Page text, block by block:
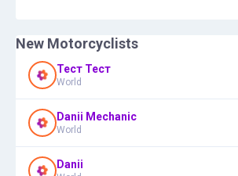
New Motorcyclists
Тест Тест
World
Danii Mechanic
World
Danii